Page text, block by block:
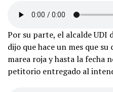
Por su parte, el alcalde UDI
dijo que hace un mes que
marea roja y hasta la fecha
petitorio entregado al